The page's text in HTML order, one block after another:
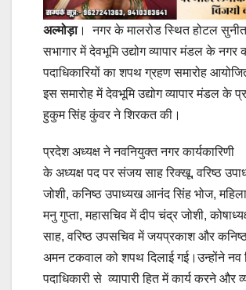
अल्मोड़ा। नगर के मालरोड स्थित होटल
सभागार में देवभूमि उद्योग व्यापार मंडल के नगर
पदाधिकारियों का शपथ ग्रहण समारोह
इस समारोह में देवभूमि उद्योग व्यापार मंडल के
हुकुम सिंह कुंवर ने शिरकत की।
प्रदेश अध्यक्ष ने नवनियुक्त नगर कार्यकारिणी
के अध्यक्ष पद पर संजय साह रिक्खू, वरिष्ठ
जोशी, कनिष्ठ उपाध्यख आनंद सिंह भोज, महिला
मनु गुप्ता, महासचिव में दीप चंद्र जोशी,
साह, वरिष्ठ उपसचिव में जयप्रकाश और
अमन टकवाल को शपथ दिलाई गई।उन्होंने नव
पदाधिकारी से व्यापारी हित में कार्य करने और